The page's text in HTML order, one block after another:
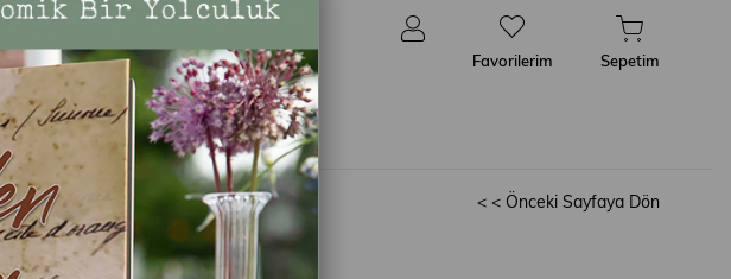
Sepetim
Favorilerim
BLOG BİZE ULAŞIN
< < Önceki Sayfaya Dön
0.0